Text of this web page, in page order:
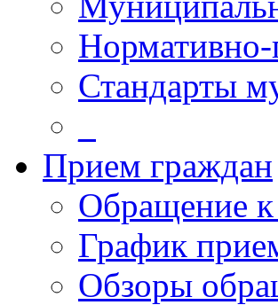
Стандарты
Прием граждан
Обращение к
График
Обзоры